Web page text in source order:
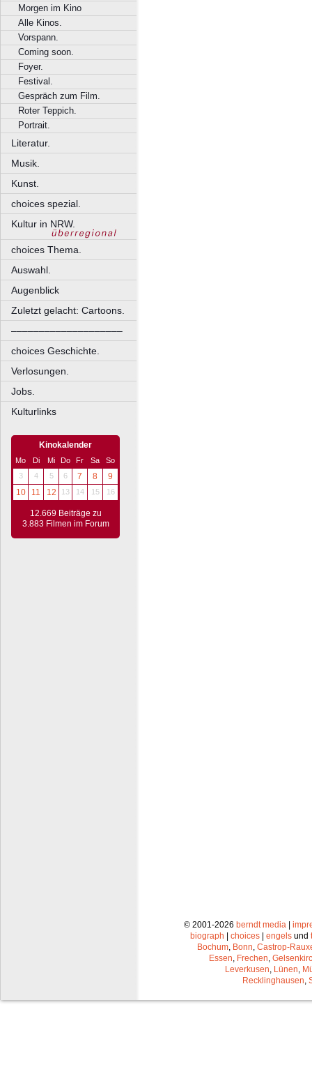
Morgen im Kino
Alle Kinos.
Vorspann.
Coming soon.
Foyer.
Festival.
Gespräch zum Film.
Roter Teppich.
Portrait.
Literatur.
Musik.
Kunst.
choices spezial.
Kultur in NRW.
choices Thema.
Auswahl.
Augenblick
Zuletzt gelacht: Cartoons.
––––––––––––––––––––
choices Geschichte.
Verlosungen.
Jobs.
Kulturlinks
Kinokalender
Mo Di Mi Do Fr Sa
So
3
4 5 6 7 8
9
10
11 12 13 14 15 16
12.669 Beiträge zu
3.883 Filmen im Forum
© 2001-2026 berndt media |
biograph | choices | engels und
Bochum Bonn Castrop-
Essen Frechen
Leverkusen Lünen
Recklinghausen